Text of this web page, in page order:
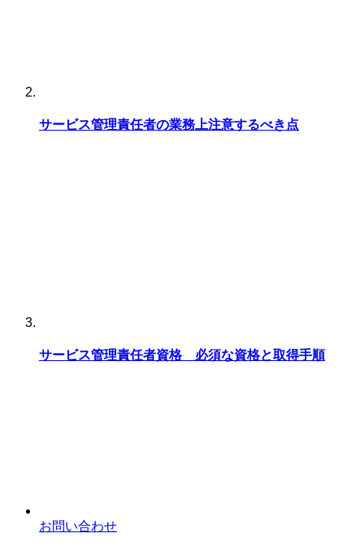
サービス管理責任者の業務上注意するべき点
サービス管理責任者資格 必須な資格と取得手順
お問い合わせ